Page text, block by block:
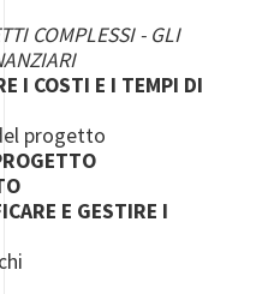
COMPLESSI - GLI
I COSTI E I TEMPI DI
progetto
E GESTIRE I